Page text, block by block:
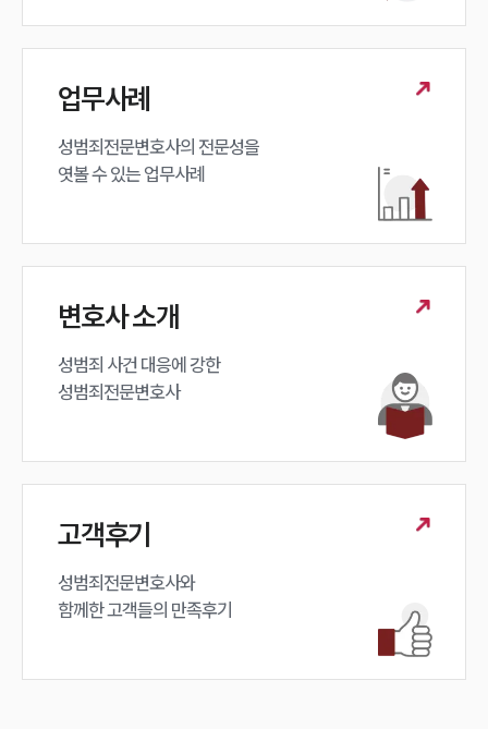
성범죄대응부 업무
구성원 소개
성범죄전문변호사
공지사항
법률 블로그
대륜법률상담예약
업무사례
성범죄전문변호사의 전문성을
엿볼 수 있는 업무사례
변호사 소개
성범죄 사건 대응에 강한
성범죄전문변호사
고객후기
성범죄전문변호사와
함께한 고객들의 만족후기